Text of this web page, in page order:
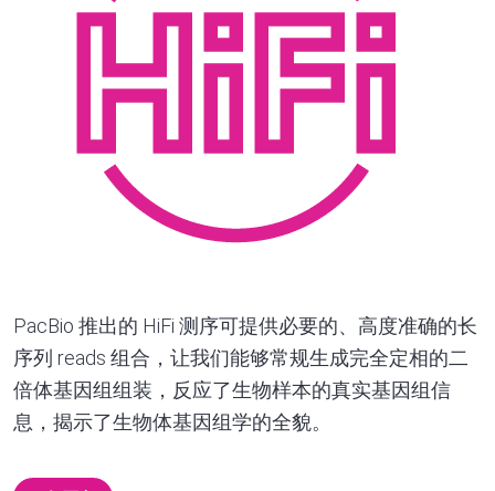
PacBio 推出的 HiFi 测序可提供必要的、高度准确的长
序列 reads 组合，让我们能够常规生成完全定相的二
倍体基因组组装，反应了生物样本的真实基因组信
息，揭示了生物体基因组学的全貌。